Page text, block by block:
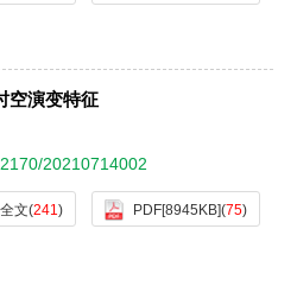
空演变特征
20210714002
文(241) PDF[8945KB](75)